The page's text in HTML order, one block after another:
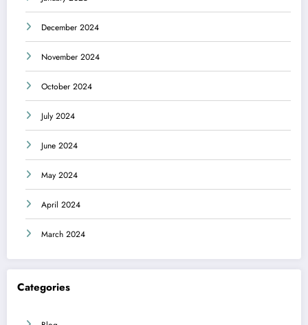
December 2024
November 2024
October 2024
July 2024
June 2024
May 2024
April 2024
March 2024
Categories